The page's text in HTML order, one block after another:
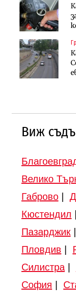
Виж
Велико
Габрово|
Кюстендил
Пазарджик|
Пловдив
Силистра|
София